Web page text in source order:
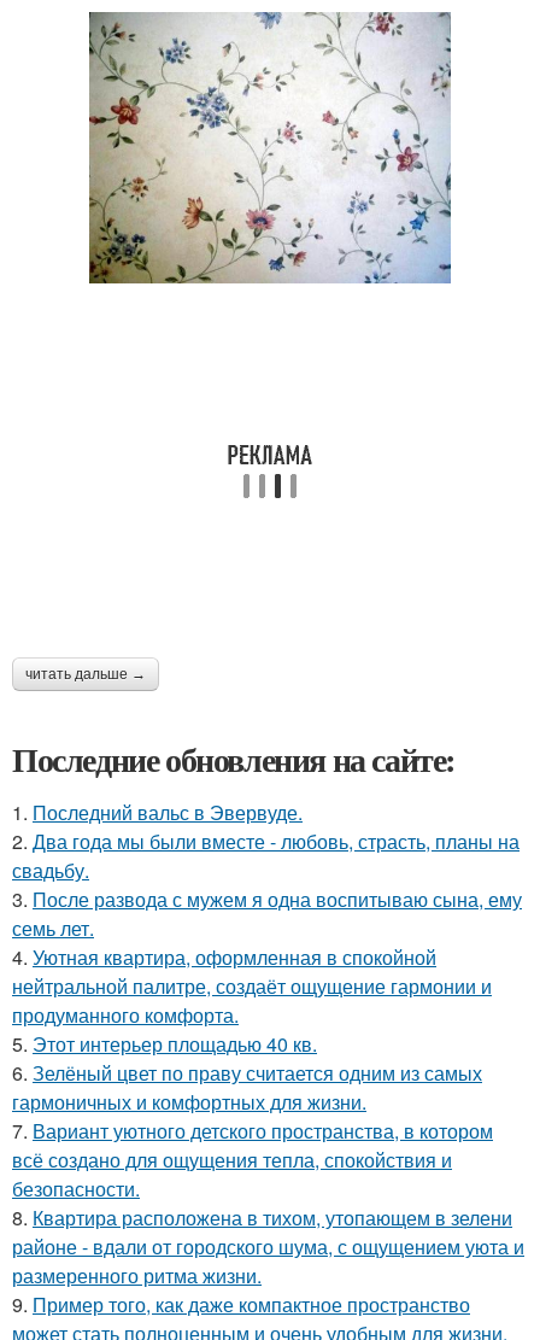
читать дальше →
Последние обновления на сайте:
1. Последний вальс в Эвервуде.
2. Два года мы были вместе - любовь, страсть, планы на
свадьбу.
3. После развода с мужем я одна воспитываю сына, ему
семь лет.
4. Уютная квартира, оформленная в спокойной
нейтральной палитре, создаёт ощущение гармонии и
продуманного комфорта.
5. Этот интерьер площадью 40 кв.
6. Зелёный цвет по праву считается одним из самых
гармоничных и комфортных для жизни.
7. Вариант уютного детского пространства, в котором
всё создано для ощущения тепла, спокойствия и
безопасности.
8. Квартира расположена в тихом, утопающем в зелени
районе - вдали от городского шума, с ощущением уюта и
размеренного ритма жизни.
9. Пример того, как даже компактное пространство
может стать полноценным и очень удобным для жизни.